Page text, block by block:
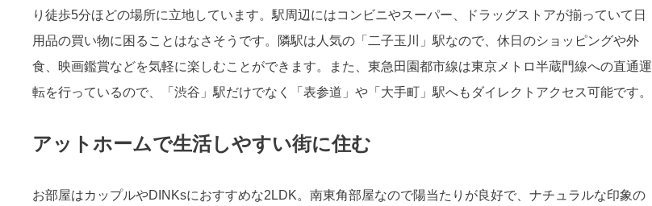
り徒歩5分ほどの場所に立地しています。駅周辺にはコンビニやスーパー、ドラッグストアが揃っていて日
用品の買い物に困ることはなさそうです。隣駅は人気の「二子玉川」駅なので、休日のショッピングや外
食、映画鑑賞などを気軽に楽しむことができます。また、東急田園都市線は東京メトロ半蔵門線への直通運
転を行っているので、「渋谷」駅だけでなく「表参道」や「大手町」駅へもダイレクトアクセス可能です。
アットホームで生活しやすい街に住む
お部屋はカップルやDINKsにおすすめな2LDK。南東角部屋なので陽当たりが良好で、ナチュラルな印象の